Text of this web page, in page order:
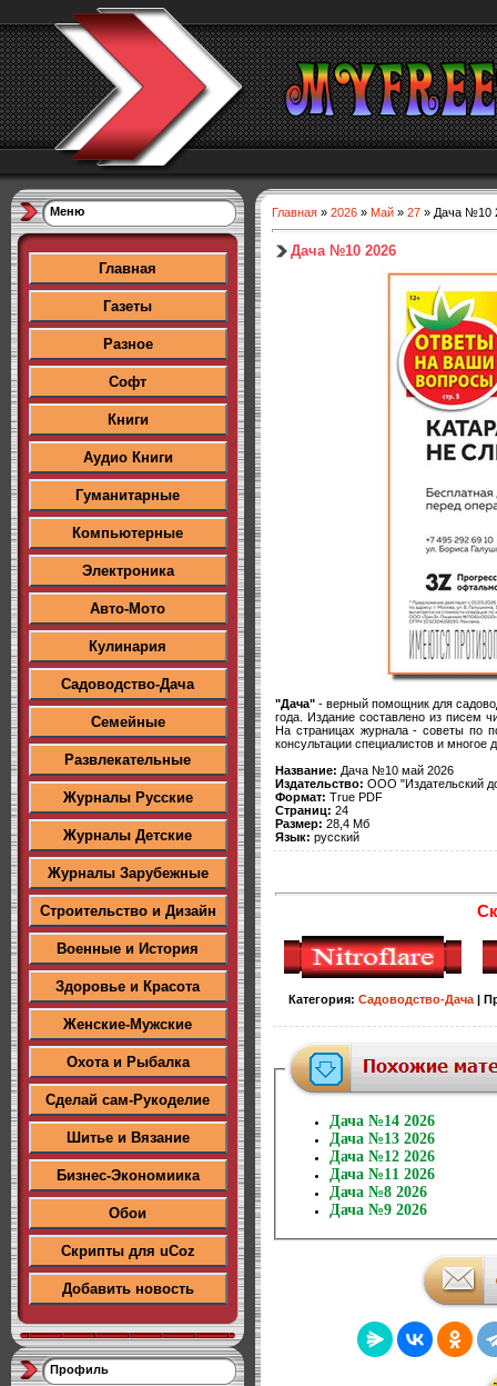
Меню
Главная
Газеты
Разное
Софт
Книги
Аудио Книги
Гуманитарные
Компьютерные
Электроника
Авто-Мото
Кулинария
Садоводство-Дача
Семейные
Развлекательные
Журналы Русские
Журналы Детские
Журналы Зарубежные
Строительство и Дизайн
Военные и История
Здоровье и Красота
Женские-Мужские
Охота и Рыбалка
Сделай сам-Рукоделие
Шитье и Вязание
Бизнес-Экономиика
Обои
Скрипты для uCoz
Добавить новость
Профиль
Главная » 2026 » Май » 27 » Дача №10
Дача №10 2026
"Дача" - верный помощник для
года. Издание составлено из писем
На страницах журнала - советы по
консультации специалистов и многое
Название: Дача №10 май 2026
Издательство: ООО "Издательский
Формат: True PDF
Страниц: 24
Размер: 28,4 Мб
Язык: русский
Категория: Садоводство-Дача|
Дача №14 2026
Дача №13 2026
Дача №12 2026
Дача №11 2026
Дача №8 2026
Дача №9 2026